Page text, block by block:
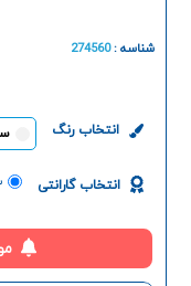
شناسه :274560
انتخاب رنگ
انتخاب گارانتی ۳